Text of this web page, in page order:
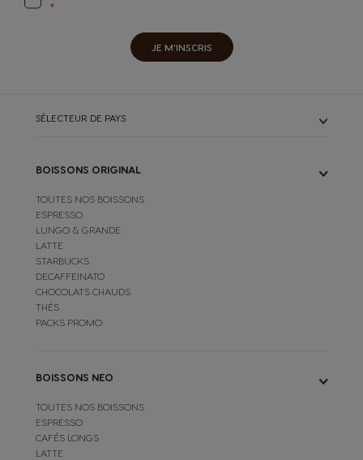
JE M'INSCRIS
SÉLECTEUR DE PAYS
BOISSONS ORIGINAL
TOUTES NOS BOISSONS
ESPRESSO
LUNGO & GRANDE
LATTE
STARBUCKS
DECAFFEINATO
CHOCOLATS CHAUDS
THÉS
PACKS PROMO
BOISSONS NEO
TOUTES NOS BOISSONS
ESPRESSO
CAFÉS LONGS
LATTE